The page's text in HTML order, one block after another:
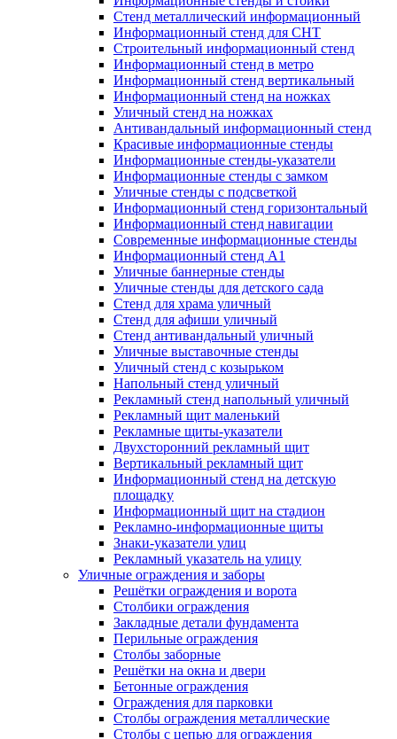
Стенд металлический информационный
Информационный стенд для СНТ
Строительный информационный стенд
Информационный стенд в метро
Информационный стенд вертикальный
Информационный стенд на ножках
Уличный стенд на ножках
Антивандальный информационный стенд
Красивые информационные стенды
Информационные стенды-указатели
Информационные стенды с замком
Уличные стенды с подсветкой
Информационный стенд горизонтальный
Информационный стенд навигации
Современные информационные стенды
Информационный стенд А1
Уличные баннерные стенды
Уличные стенды для детского сада
Стенд для храма уличный
Стенд для афиши уличный
Стенд антивандальный уличный
Уличные выставочные стенды
Уличный стенд с козырьком
Напольный стенд уличный
Рекламный стенд напольный уличный
Рекламный щит маленький
Рекламные щиты-указатели
Двухсторонний рекламный щит
Вертикальный рекламный щит
Информационный стенд на детскую
площадку
Информационный щит на стадион
Рекламно-информационные щиты
Знаки-указатели улиц
Рекламный указатель на улицу
Уличные ограждения и заборы
Решётки ограждения и ворота
Столбики ограждения
Закладные детали фундамента
Перильные ограждения
Столбы заборные
Решётки на окна и двери
Бетонные ограждения
Ограждения для парковки
Столбы ограждения металлические
Столбы с цепью для ограждения